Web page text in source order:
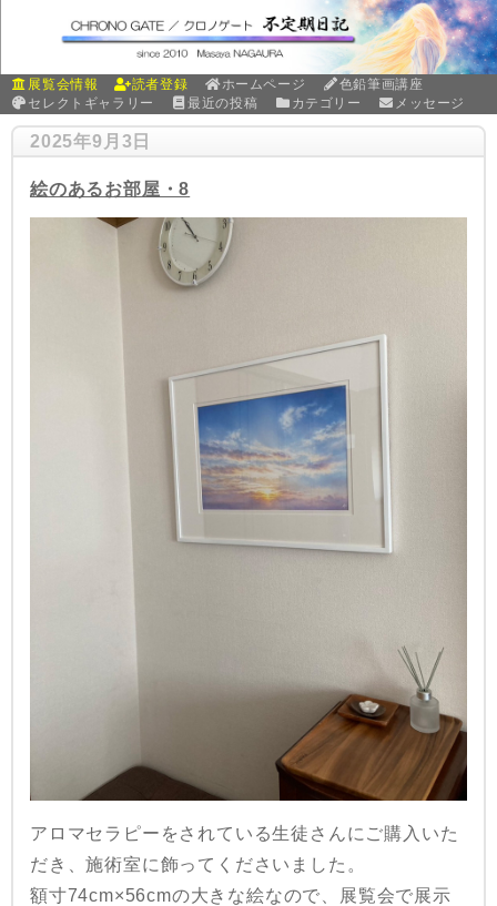
展覧会情報 読者登録 ホームページ
色鉛筆画講座
セレクトギャラリー
最近の投稿 カテゴリー メッセージ
2025年9月3日
絵のあるお部屋・8
アロマセラピーをされている生徒さんにご購入いた
だき、施術室に飾ってくださいました。
額寸74cm×56cmの大きな絵なので、展覧会で展示